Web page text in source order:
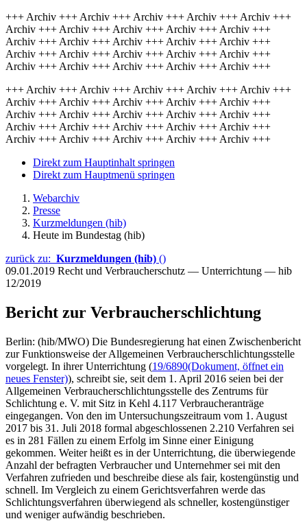
+++ Archiv +++ Archiv +++ Archiv +++ Archiv +++ Archiv +++
Archiv +++ Archiv +++ Archiv +++ Archiv +++ Archiv +++
Archiv +++ Archiv +++ Archiv +++ Archiv +++ Archiv +++
Archiv +++ Archiv +++ Archiv +++ Archiv +++ Archiv +++
Archiv +++ Archiv +++ Archiv +++ Archiv +++ Archiv +++
+++ Archiv +++ Archiv +++ Archiv +++ Archiv +++ Archiv +++
Archiv +++ Archiv +++ Archiv +++ Archiv +++ Archiv +++
Archiv +++ Archiv +++ Archiv +++ Archiv +++ Archiv +++
Archiv +++ Archiv +++ Archiv +++ Archiv +++ Archiv +++
Archiv +++ Archiv +++ Archiv +++ Archiv +++ Archiv +++
Direkt zum Hauptinhalt springen
Direkt zum Hauptmenü springen
Webarchiv
Presse
Kurzmeldungen (hib)
Heute im Bundestag (hib)
zurück zu: Kurzmeldungen (hib) ()
09.01.2019 Recht und Verbraucherschutz — Unterrichtung — hib
12/2019
Bericht zur Verbraucherschlichtung
Berlin: (hib/MWO) Die Bundesregierung hat einen Zwischenbericht
zur Funktionsweise der Allgemeinen Verbraucherschlichtungsstelle
vorgelegt. In ihrer Unterrichtung (19/6890(Dokument, öffnet ein
neues Fenster)), schreibt sie, seit dem 1. April 2016 seien bei der
Allgemeinen Verbraucherschlichtungsstelle des Zentrums für
Schlichtung e. V. mit Sitz in Kehl 4.117 Verbraucheranträge
eingegangen. Von den im Untersuchungszeitraum vom 1. August
2017 bis 31. Juli 2018 formal abgeschlossenen 2.210 Verfahren sei
es in 281 Fällen zu einem Erfolg im Sinne einer Einigung
gekommen. Weiter heißt es in der Unterrichtung, die überwiegende
Anzahl der befragten Verbraucher und Unternehmer sei mit den
Verfahren zufrieden und beschreibe diese als fair, kostengünstig und
schnell. Im Vergleich zu einem Gerichtsverfahren werde das
Schlichtungsverfahren überwiegend als schneller, kostengünstiger
und weniger aufwändig beschrieben.